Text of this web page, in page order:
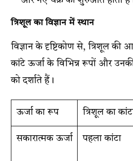
त्रिशूल का विज्ञान में स्थान
विज्ञान के दृष्टिकोण से, त्रिशूल
कांटे ऊर्जा के विभिन्न रूपों और
को दर्शाते हैं।
ऊर्जा का रूप त्रिशूल का
सकारात्मक ऊर्जा पहला कांटा